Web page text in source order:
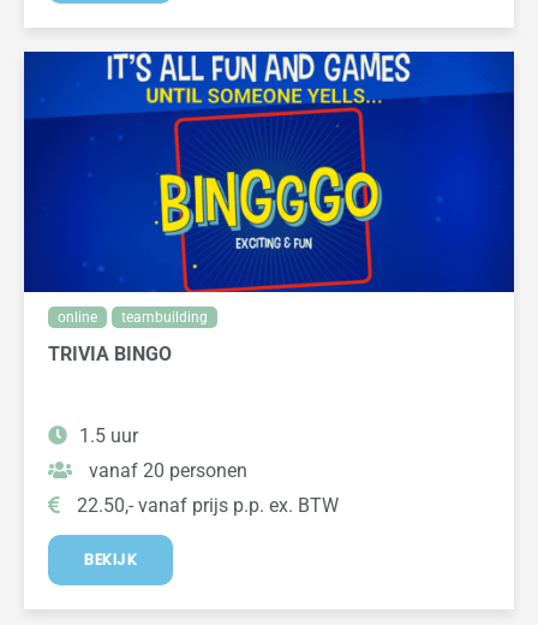
online teambuilding
TRIVIA BINGO
1.5 uur
vanaf 20 personen
22.50,- vanaf prijs p.p. ex. BTW
BEKIJK